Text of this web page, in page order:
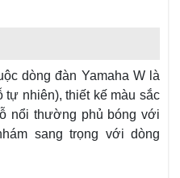
dòng đàn Yamaha W là
nhiên), thiết kế màu sắc
nổi thường phủ bóng với
sang trọng với dòng